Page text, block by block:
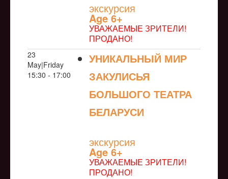
экскурсия
Age 6+
УВАЖАЕМЫЕ ЗРИТЕЛИ!
ПРОДАНО!
23
May|Friday
15:30 - 17:00
УНИКАЛЬНЫЙ МИР
ЗАКУЛИСЬЯ
БОЛЬШОГО ТЕАТРА
БЕЛАРУСИ
экскурсия
Age 6+
УВАЖАЕМЫЕ ЗРИТЕЛИ!
ПРОДАНО!